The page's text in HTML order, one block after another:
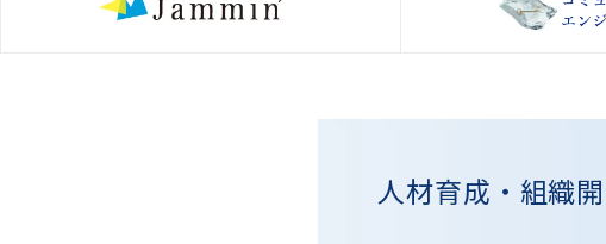
人材育成・組織